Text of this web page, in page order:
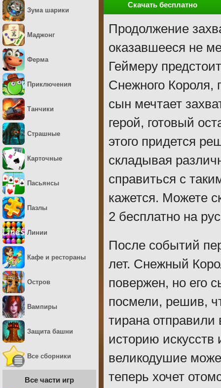
Скачать бесплатно
Продолжение
оказавшееся не
Геймеру
Снежного Короля,
сын мечтает
герой, готовый
этого придется
складывая
справиться с
кажется. Можете
2 бесплатно на
После событий
лет. Снежный
повержен, но его
посмели, решив,
тирана
историю
великодушие
теперь хочет
Зума шарики
Маджонг
Ферма
Приключения
Танчики
Страшные
Карточные
Пасьянсы
Пазлы
Линии
Кафе и рестораны
Остров
Вампиры
Защита башни
Все сборники
Все части игр